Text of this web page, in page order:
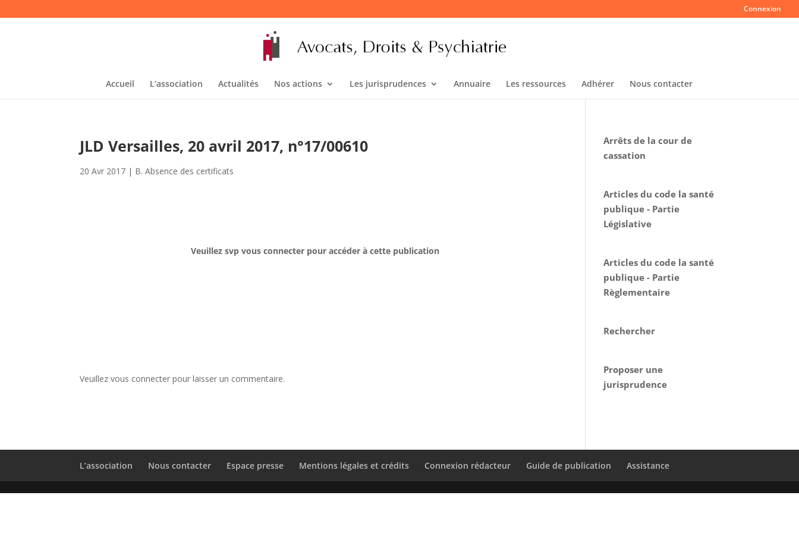
Connexion
Accueil L’association Actualités Nos actions Les jurisprudences Annuaire Les ressources Adhérer Nous contacter
JLD Versailles, 20 avril 2017, n°17/00610
20 Avr 2017 | B. Absence des certificats
Veuillez svp vous connecter pour accéder à cette publication
Veuillez vous connecter pour laisser un commentaire.
Arrêts de la cour de
cassation
Articles du code la santé
publique - Partie
Législative
Articles du code la santé
publique - Partie
Règlementaire
Rechercher
Proposer une
jurisprudence
L’association Nous contacter Espace presse Mentions légales et crédits Connexion rédacteur Guide de publication Assistance